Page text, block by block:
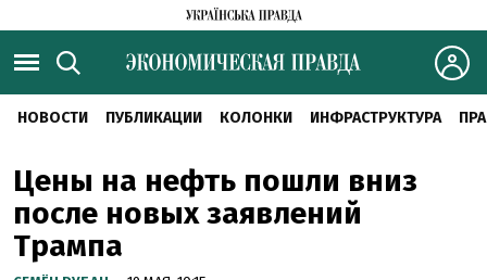
НОВОСТИ ПУБЛИКАЦИИ КОЛОНКИ ИНФРАСТРУКТУРА
Цены на нефть пошли вниз
после новых заявлений
Трампа